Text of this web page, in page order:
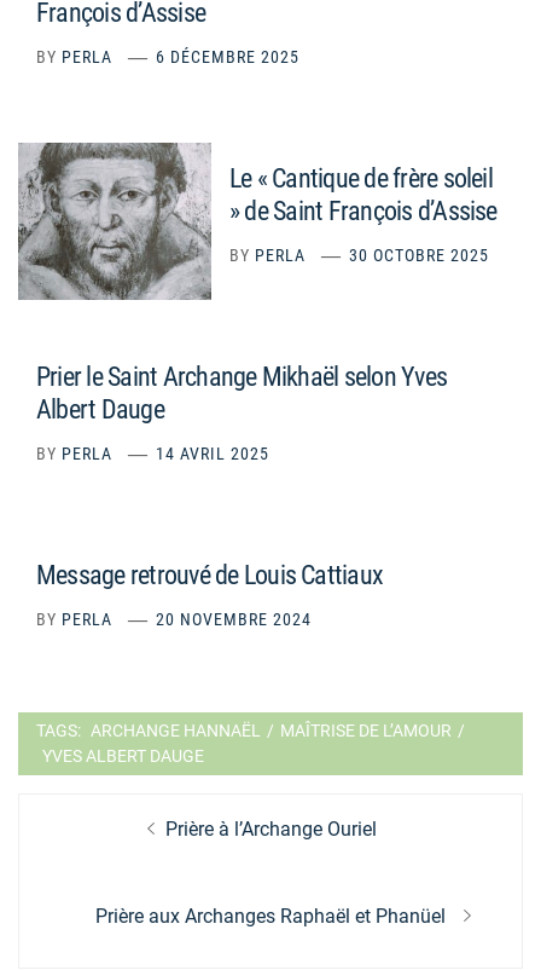
François d’Assise
BY PERLA 6 DÉCEMBRE 2025
Le « Cantique de frère soleil
» de Saint François d’Assise
BY PERLA 30 OCTOBRE 2025
Prier le Saint Archange Mikhaël selon Yves
Albert Dauge
BY PERLA 14 AVRIL 2025
Message retrouvé de Louis Cattiaux
BY PERLA 20 NOVEMBRE 2024
TAGS: ARCHANGE HANNAËL / MAÎTRISE DE L’AMOUR /
YVES ALBERT DAUGE
NavigationPrevious
Prière à l’Archange Ouriel
Next
Prière aux Archanges Raphaël et Phanüel